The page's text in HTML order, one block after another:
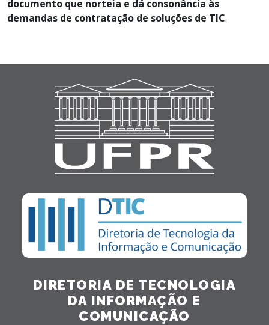
documento que norteia e dá consonância às
demandas de contratação de soluções de TIC.
DIRETORIA DE TECNOLOGIA
DA INFORMAÇÃO E
COMUNICAÇÃO